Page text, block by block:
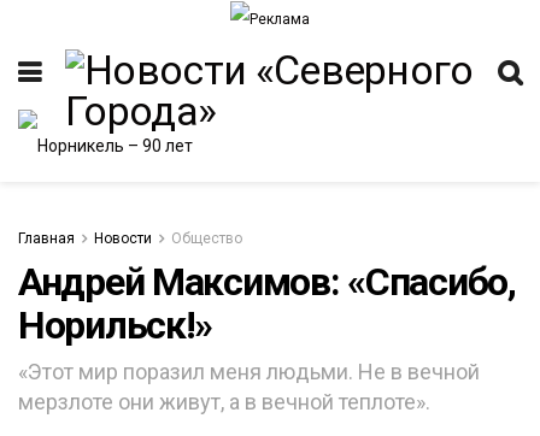
Главная Новости Общество
Андрей Максимов: «Спасибо,
Норильск!»
«Этот мир поразил меня людьми. Не в вечной
мерзлоте они живут, а в вечной теплоте».